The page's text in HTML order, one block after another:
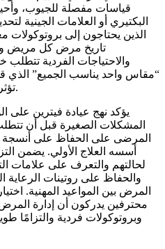
قياسات مفصلة للجيوب،
البكتيري أو العلامات الجينية
الذين يحتاجون إلى
تاريخ مرض كل مريض
والاحتياجات الفردية
“مقاس واحد يناسب الجميع” الذي قد
تؤثر على النجاح على المدى الطويل.
يؤكد نهج عيادة فيترين على
المشكلات الصغيرة قبل أن
المرضى على الحفاظ على أنسجة
أسسه العلاج الأولي. يضمن
لحالتهم والتعرف على علامات
والحفاظ على روتينات الرعاية
المرض بين المواعيد المهنية.
محترفين يدركون أن إدارة
وبروتوكولات فردية والتزامًا